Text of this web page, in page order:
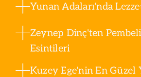
Yunan Adaları'nda
Zeynep Dinç'ten
Esintileri
Kuzey Ege'nin En Güzel